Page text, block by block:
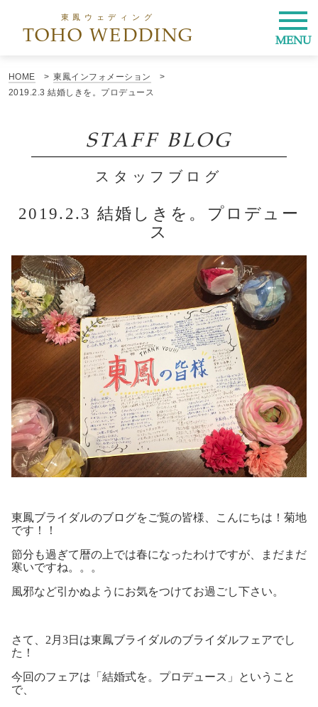
東鳳ウェディング
TOHO WEDDING MENU
HOME
東鳳インフォメーション
2019.2.3 結婚しきを。プロデュース
STAFF BLOG
スタッフブログ
2019.2.3 結婚しきを。プロデュー
ス
東鳳ブライダルのブログをご覧の皆様、こんにちは！菊地
です！！
節分も過ぎて暦の上では春になったわけですが、まだまだ
寒いですね。。。
風邪など引かぬようにお気をつけてお過ごし下さい。
さて、2月3日は東鳳ブライダルのブライダルフェアでし
た！
今回のフェアは「結婚式を。プロデュース」ということ
で、